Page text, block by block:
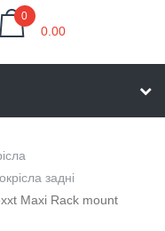
0
0.00
задні
Maxi Rack mount